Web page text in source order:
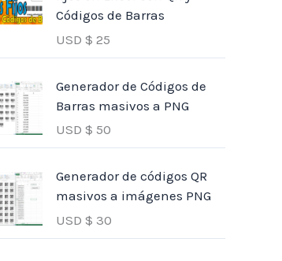
Códigos de Barras
USD $ 25
Generador de Códigos de
Barras masivos a PNG
USD $ 50
Generador de códigos QR
masivos a imágenes PNG
USD $ 30